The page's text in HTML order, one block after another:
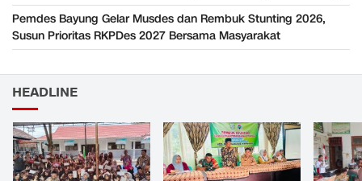
Pemdes Bayung Gelar Musdes dan Rembuk Stunting 2026,
Susun Prioritas RKPDes 2027 Bersama Masyarakat
HEADLINE